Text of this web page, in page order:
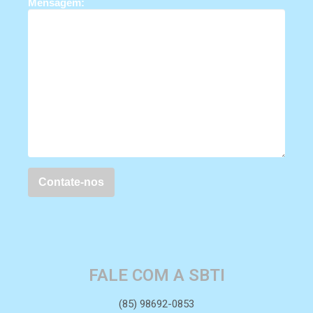
Mensagem:
FALE COM A SBTI
(85) 98692-0853